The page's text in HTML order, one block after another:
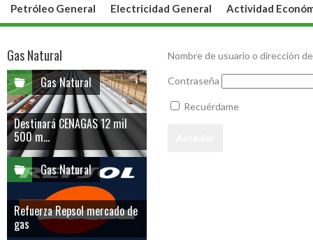
Petróleo General Electricidad General Actividad
Nombre de usuario o dirección
Contraseña
Recuérdame
Gas Natural
Gas Natural
Destinará CENAGAS 12 mil
500 m...
Gas Natural
Refuerza Repsol mercado de
gas